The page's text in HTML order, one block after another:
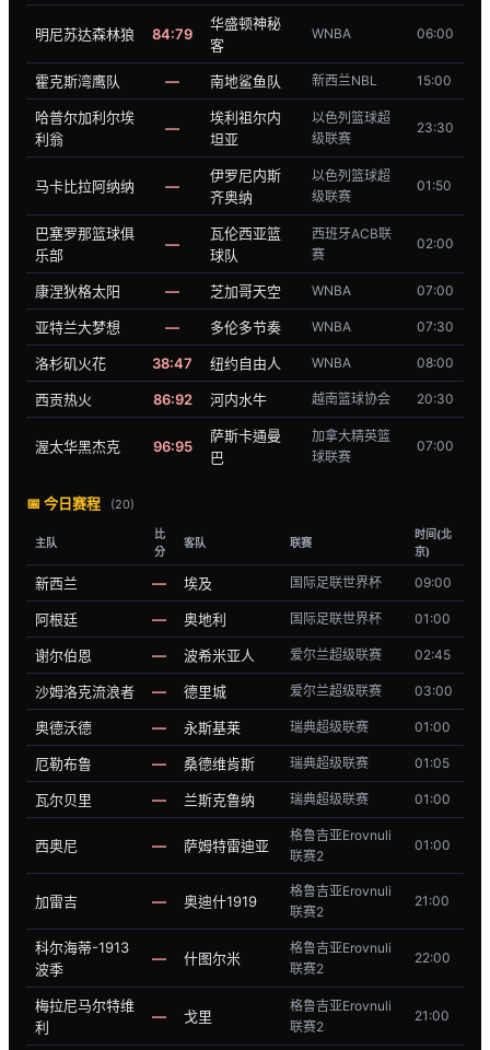
明尼苏达森林狼 84:79
华盛顿神秘
客
WNBA 06:00
霍克斯湾鹰队 — 南地鲨鱼队 新西兰NBL 15:00
哈普尔加利尔埃
利翁
—
埃利祖尔内
坦亚
以色列篮球超
级联赛
23:30
马卡比拉阿纳纳 —
伊罗尼内斯
齐奥纳
以色列篮球超
级联赛
01:50
巴塞罗那篮球俱
乐部
—
瓦伦西亚篮
球队
西班牙ACB联
赛
02:00
康涅狄格太阳 — 芝加哥天空 WNBA 07:00
亚特兰大梦想 — 多伦多节奏 WNBA 07:30
洛杉矶火花 38:47 纽约自由人 WNBA 08:00
西贡热火 86:92 河内水牛 越南篮球协会 20:30
渥太华黑杰克 96:95
萨斯卡通曼
巴
加拿大精英篮
球联赛
07:00
📅 今日赛程 (20)
主队
比
分
客队 联赛
时间(北
京)
新西兰 — 埃及 国际足联世界杯 09:00
阿根廷 — 奥地利 国际足联世界杯 01:00
谢尔伯恩 — 波希米亚人 爱尔兰超级联赛 02:45
沙姆洛克流浪者 — 德里城 爱尔兰超级联赛 03:00
奥德沃德 — 永斯基莱 瑞典超级联赛 01:00
厄勒布鲁 — 桑德维肯斯 瑞典超级联赛 01:05
瓦尔贝里 — 兰斯克鲁纳 瑞典超级联赛 01:00
西奥尼 — 萨姆特雷迪亚
格鲁吉亚Erovnuli
联赛2
01:00
加雷吉 — 奥迪什1919
格鲁吉亚Erovnuli
联赛2
21:00
科尔海蒂-1913
波季
— 什图尔米
格鲁吉亚Erovnuli
联赛2
22:00
梅拉尼马尔特维
利
— 戈里
格鲁吉亚Erovnuli
联赛2
21:00